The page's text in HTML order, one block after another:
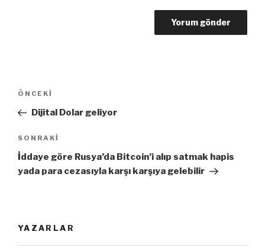
Yazı
Önceki
Yazı
ÖNCEKI
Dijital Dolar geliyor
Sonraki
Yazı
SONRAKI
İddaye göre Rusya’da Bitcoin’i alıp satmak hapis
yada para cezasıyla karşı karşıya gelebilir
YAZARLAR